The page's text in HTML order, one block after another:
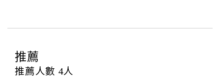
本契約之房價經雙方合意，依網路售價計費（含稅
金及服務費），乙方除提供住宿外，尚包括（依預訂專
推薦
推薦人數 4人